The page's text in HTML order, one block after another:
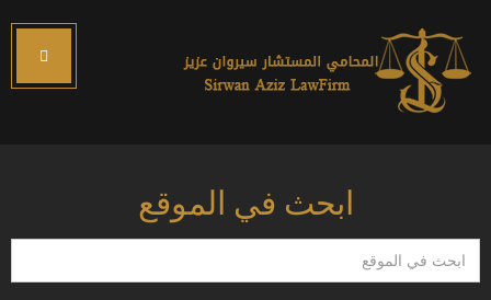
ابحث في الموقع
ابحث
في